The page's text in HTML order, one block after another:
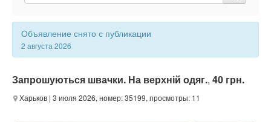
Объявление снято с публикации
2 августа 2026
Запрошуються швачки. На верхній одяг., 40 грн.
Харьков | 3 июля 2026, номер: 35199, просмотры: 11